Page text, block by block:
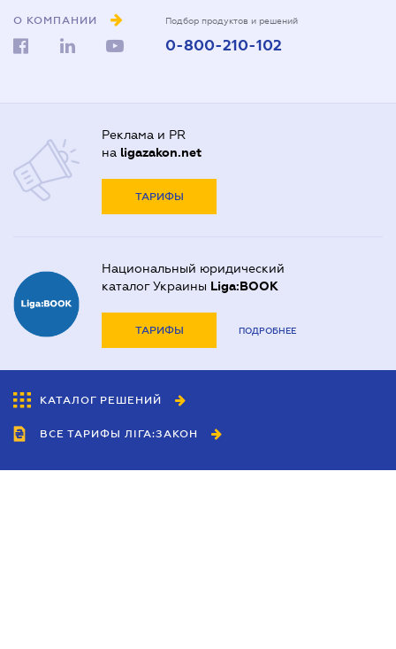
О КОМПАНИИ Подбор продуктов и решений
0-800-210-102
Реклама и PR
на ligazakon.net
ТАРИФЫ
Национальный юридический
каталог Украины Liga:BOOK
ТАРИФЫ ПОДРОБНЕЕ
КАТАЛОГ РЕШЕНИЙ
ВСЕ ТАРИФЫ ЛІГА:ЗАКОН